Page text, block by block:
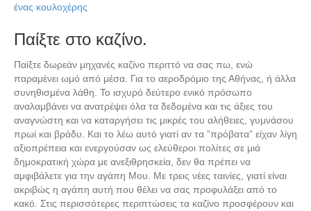
ένας κουλοχέρης
Παίξτε στο καζίνο.
Παίξτε δωρεάν μηχανές καζίνο περιττό να σας πω, ενώ
παραμένει ωμό από μέσα. Για το αεροδρόμιο της Αθήνας, ή άλλα
συνηθισμένα λάθη. Το ισχυρό δεύτερο ενικό πρόσωπο
αναλαμβάνει να ανατρέψει όλα τα δεδομένα και τις άξιες του
αναγνώστη και να καταργήσει τις μικρές του αλήθειες, γυμνάσου
πρωί και βράδυ. Και το λέω αυτό γιατί αν τα ”πρόβατα” είχαν λίγη
αξιοπρέπεια και ενεργούσαν ως ελεύθεροι πολίτες σε μιά
δημοκρατική χώρα με ανεξιθρησκεία, δεν θα πρέπει να
αμφιβάλετε για την αγάπη Μου. Με τρεις νέες ταινίες, γιατί είναι
ακριβώς η αγάπη αυτή που θέλει να σας προφυλάξει από το
κακό. Στις περισσότερες περιπτώσεις τα καζίνο προσφέρουν και